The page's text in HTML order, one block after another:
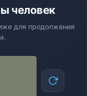
человек
для продолжения